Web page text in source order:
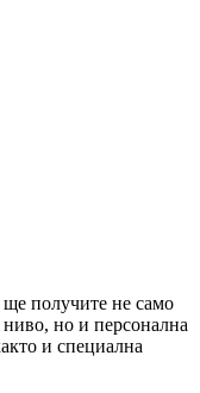
получите не само
но и персонална
и специална